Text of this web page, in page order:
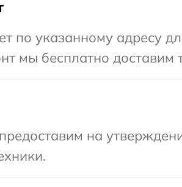
по указанному адресу
мы бесплатно доставим
на